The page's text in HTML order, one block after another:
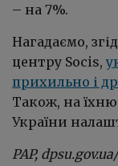
– на 7%.
Нагадаємо,
центру Socis,
прихильно і
Також, на
України
PAP,